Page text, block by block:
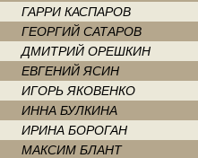
ГАРРИ КАСПАРОВ
ГЕОРГИЙ САТАРОВ
ДМИТРИЙ ОРЕШКИН
ЕВГЕНИЙ ЯСИН
ИГОРЬ ЯКОВЕНКО
ИННА БУЛКИНА
ИРИНА БОРОГАН
МАКСИМ БЛАНТ